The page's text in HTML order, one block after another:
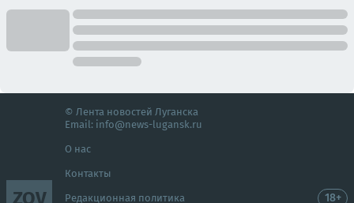
ZOV
© Лента новостей Луганска
Email: info@news-lugansk.ru
О нас
Контакты
Редакционная политика 18+